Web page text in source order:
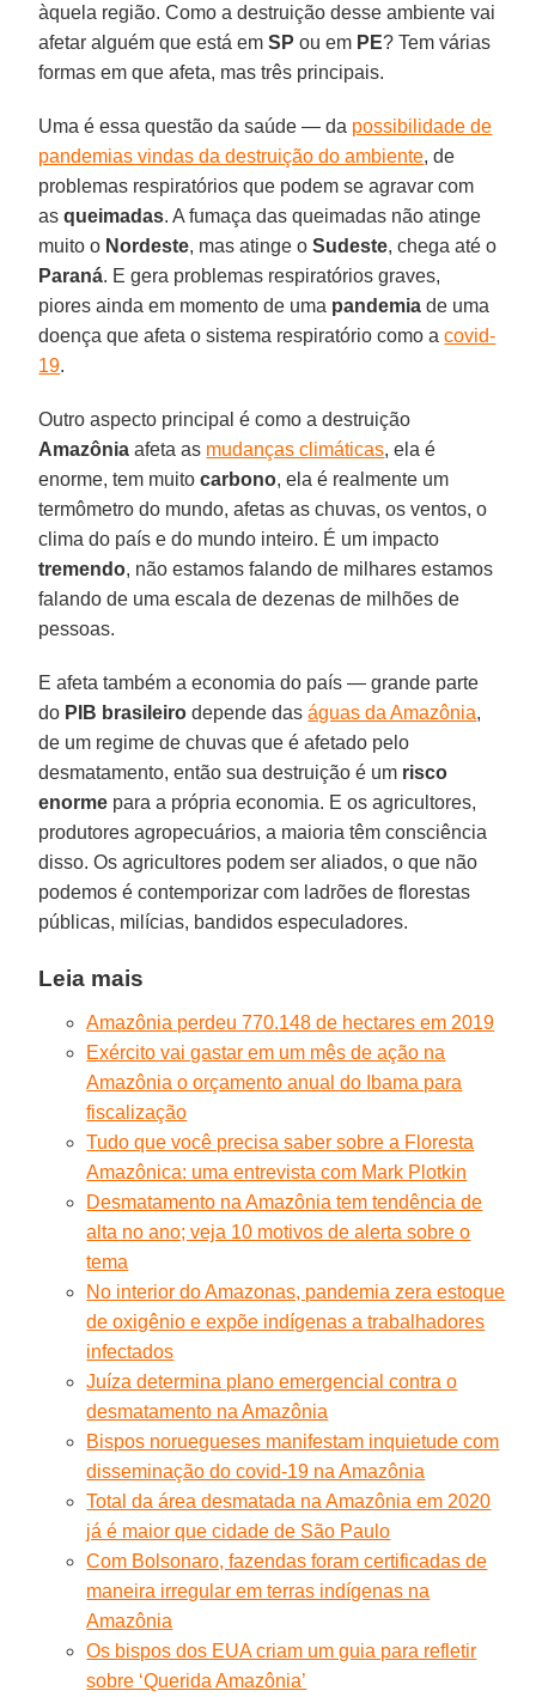
àquela região. Como a destruição desse ambiente vai
afetar alguém que está emSP ou em PE? Tem várias
formas em que afeta, mas três principais.
Uma é essa questão da saúde — da possibilidade de
pandemias vindas da destruição do ambiente, de
problemas respiratórios que podem se agravar com
asqueimadas. A fumaça das queimadas não atinge
muito o Nordeste, mas atinge oSudeste, chega até o
Paraná. E gera problemas respiratórios graves,
piores ainda em momento de uma pandemia de uma
doença que afeta o sistema respiratório como acovid-
19.
Outro aspecto principal é como a destruição
Amazônia afeta as mudanças climáticas, ela é
enorme, tem muitocarbono, ela é realmente um
termômetro do mundo, afetas as chuvas, os ventos, o
clima do país e do mundo inteiro. É um impacto
tremendo, não estamos falando de milhares estamos
falando de uma escala de dezenas de milhões de
pessoas.
E afeta também a economia do país — grande parte
do PIB brasileiro depende daságuas da Amazônia,
de um regime de chuvas que é afetado pelo
desmatamento, então sua destruição é um risco
enorme para a própria economia. E os agricultores,
produtores agropecuários, a maioria têm consciência
disso. Os agricultores podem ser aliados, o que não
podemos é contemporizar com ladrões de florestas
públicas, milícias, bandidos especuladores.
Leia mais
Amazônia perdeu 770.148 de hectares em 2019
Exército vai gastar em um mês de ação na
Amazônia o orçamento anual do Ibama para
fiscalização
Tudo que você precisa saber sobre a Floresta
Amazônica: uma entrevista com Mark Plotkin
Desmatamento na Amazônia tem tendência de
alta no ano; veja 10 motivos de alerta sobre o
tema
No interior do Amazonas, pandemia zera estoque
de oxigênio e expõe indígenas a trabalhadores
infectados
Juíza determina plano emergencial contra o
desmatamento na Amazônia
Bispos noruegueses manifestam inquietude com
disseminação do covid-19 na Amazônia
Total da área desmatada na Amazônia em 2020
já é maior que cidade de São Paulo
Com Bolsonaro, fazendas foram certificadas de
maneira irregular em terras indígenas na
Amazônia
Os bispos dos EUA criam um guia para refletir
sobre ‘Querida Amazônia’